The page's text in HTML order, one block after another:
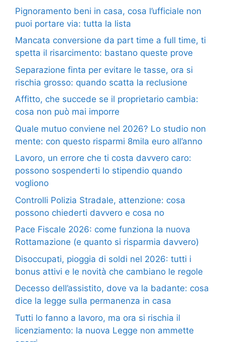
Pignoramento beni in casa, cosa l’ufficiale non
puoi portare via: tutta la lista
Mancata conversione da part time a full time, ti
spetta il risarcimento: bastano queste prove
Separazione finta per evitare le tasse, ora si
rischia grosso: quando scatta la reclusione
Affitto, che succede se il proprietario cambia:
cosa non può mai imporre
Quale mutuo conviene nel 2026? Lo studio non
mente: con questo risparmi 8mila euro all’anno
Lavoro, un errore che ti costa davvero caro:
possono sospenderti lo stipendio quando
vogliono
Controlli Polizia Stradale, attenzione: cosa
possono chiederti davvero e cosa no
Pace Fiscale 2026: come funziona la nuova
Rottamazione (e quanto si risparmia davvero)
Disoccupati, pioggia di soldi nel 2026: tutti i
bonus attivi e le novità che cambiano le regole
Decesso dell’assistito, dove va la badante: cosa
dice la legge sulla permanenza in casa
Tutti lo fanno a lavoro, ma ora si rischia il
licenziamento: la nuova Legge non ammette